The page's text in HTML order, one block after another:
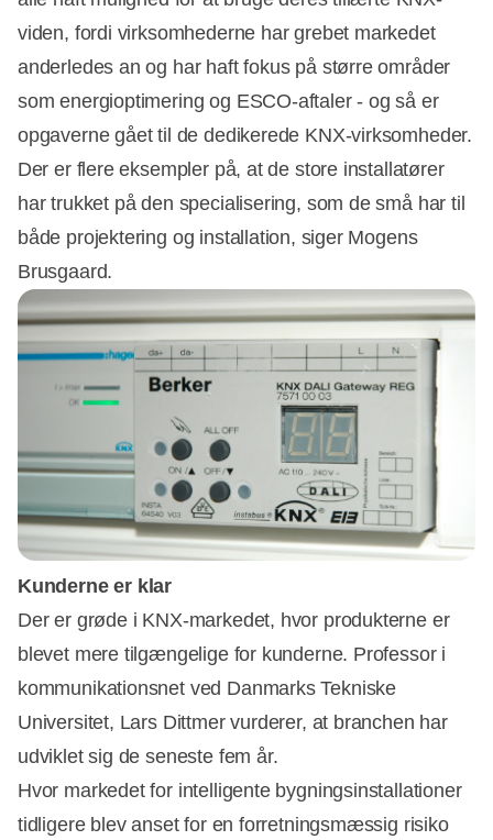
viden, fordi virksomhederne har grebet markedet
anderledes an og har haft fokus på større områder
som energioptimering og ESCO-aftaler - og så er
opgaverne gået til de dedikerede KNX-virksomheder.
Der er flere eksempler på, at de store installatører
har trukket på den specialisering, som de små har til
både projektering og installation, siger Mogens
Brusgaard.
Kunderne er klar
Der er grøde i KNX-markedet, hvor produkterne er
blevet mere tilgængelige for kunderne. Professor i
kommunikationsnet ved Danmarks Tekniske
Universitet, Lars Dittmer vurderer, at branchen har
udviklet sig de seneste fem år.
Hvor markedet for intelligente bygningsinstallationer
tidligere blev anset for en forretningsmæssig risiko